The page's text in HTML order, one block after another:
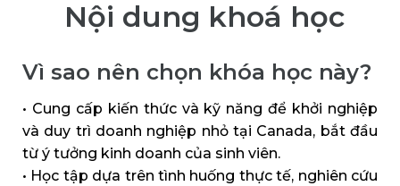
Nội dung khoá học
Vì sao nên chọn khóa học này?
• Cung cấp kiến thức và kỹ năng để khởi nghiệp
và duy trì doanh nghiệp nhỏ tại Canada, bắt đầu
từ ý tưởng kinh doanh của sinh viên.
• Học tập dựa trên tình huống thực tế, nghiên cứu